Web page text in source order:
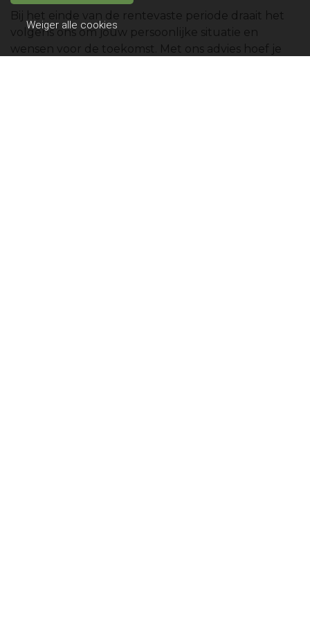
Bij het einde van de rentevaste periode draait het
volgens ons om jouw persoonlijke situatie en
wensen voor de toekomst. Met ons advies hoef je
Weiger alle cookies